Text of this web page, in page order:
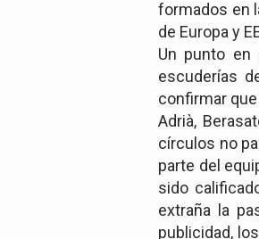
formados en
de Europa y
Un punto en
escuderías
confirmar que
Adrià,
círculos no
parte del
sido
extraña la
publicidad,